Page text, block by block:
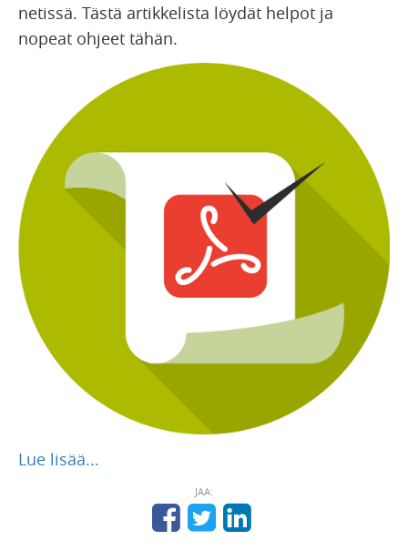
netissä. Tästä artikkelista löydät helpot ja
nopeat ohjeet tähän.
Lue lisää...
JAA: